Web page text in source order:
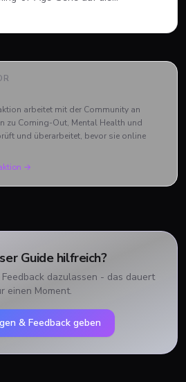
Staffel gab es diesmal einen
Wir blicken zurück, wie sich Nick
arbeitet mit der Community an
zu Coming-Out, Mental Health und
und überarbeitet, bevor sie online
→
Guide hilfreich?
dazulassen - das dauert
einen Moment.
& Feedback geben